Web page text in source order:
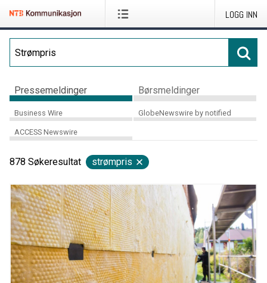
LOGG INN
Pressemeldinger Børsmeldinger
Business Wire GlobeNewswire by notified
ACCESS Newswire
878 Søkeresultat strømpris